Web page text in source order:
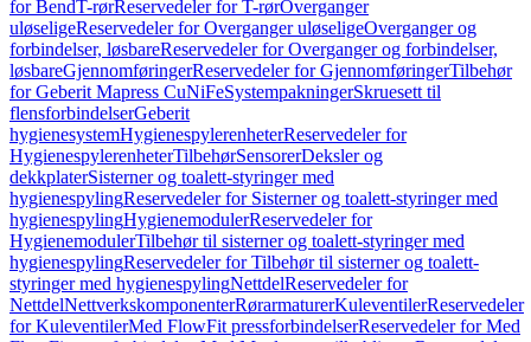
for BendT-rørReservedeler for T-rørOverganger
uløseligeReservedeler for Overganger uløseligeOverganger og
forbindelser, løsbareReservedeler for Overganger og forbindelser,
løsbareGjennomføringerReservedeler for GjennomføringerTilbehør
for Geberit Mapress CuNiFeSystempakningerSkruesett til
flensforbindelserGeberit
hygienesystemHygienespylerenheterReservedeler for
HygienespylerenheterTilbehørSensorerDeksler og
dekkplaterSisterner og toalett-styringer med
hygienespylingReservedeler for Sisterner og toalett-styringer med
hygienespylingHygienemodulerReservedeler for
HygienemodulerTilbehør til sisterner og toalett-styringer med
hygienespylingReservedeler for Tilbehør til sisterner og toalett-
styringer med hygienespylingNettdelReservedeler for
NettdelNettverkskomponenterRørarmaturerKuleventilerReservedeler
for KuleventilerMed FlowFit pressforbindelserReservedeler for Med